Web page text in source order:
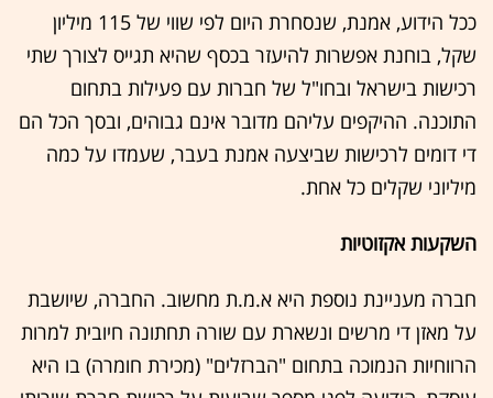
ככל הידוע, אמנת, שנסחרת היום לפי שווי של 115 מיליון
שקל, בוחנת אפשרות להיעזר בכסף שהיא תגייס לצורך שתי
רכישות בישראל ובחו"ל של חברות עם פעילות בתחום
התוכנה. ההיקפים עליהם מדובר אינם גבוהים, ובסך הכל הם
די דומים לרכישות שביצעה אמנת בעבר, שעמדו על כמה
מיליוני שקלים כל אחת.
השקעות אקזוטיות
חברה מעניינת נוספת היא א.מ.ת מחשוב. החברה, שיושבת
על מאזן די מרשים ונשארת עם שורה תחתונה חיובית למרות
הרווחיות הנמוכה בתחום "הברזלים" (מכירת חומרה) בו היא